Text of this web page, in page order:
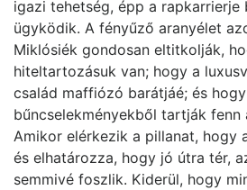
igazi tehetség, épp a rapkarrierje
ügyködik. A fényűző aranyélet
Miklósiék gondosan eltitkolják,
hiteltartozásuk van; hogy a
család maffiózó barátjáé; és
bűncselekményekből tartják fenn
Amikor elérkezik a pillanat, hogy
és elhatározza, hogy jó útra tér,
semmivé foszlik. Kiderül, hogy